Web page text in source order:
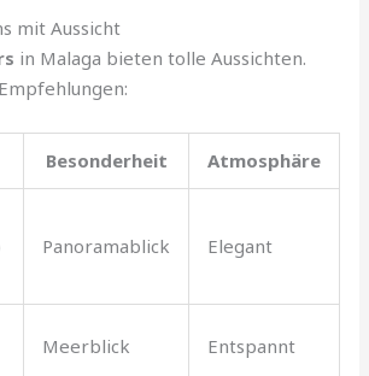
mit Aussicht
in Malaga bieten tolle Aussichten.
Besonderheit Atmosphäre
Panoramablick Elegant
Meerblick Entspannt